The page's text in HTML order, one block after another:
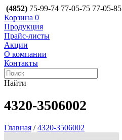
(4852) 75-99-74 77-05-75 77-05-85
Корзина 0
Продукция
Прайс-листы
Акции
О компании
Контакты
Найти
4320-3506002
Главная /4320-3506002